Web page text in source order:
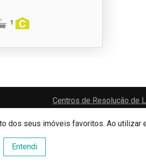
dos seus imóveis favoritos. Ao
Entendi
1
Centros de Resolução de
e CRM Imobiliário
Powered by